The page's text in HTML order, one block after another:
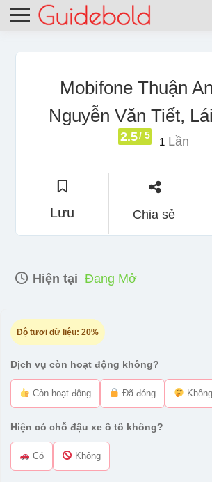
Mobifone Thuận
Nguyễn Văn Tiết,
2.5/ 5
1 Lần
Lưu Chia sẻ
Hiện tại Đang Mở
Độ tươi dữ liệu: 20%
Dịch vụ còn hoạt động không?
Còn hoạt động Đã đóng
Hiện có chỗ đậu xe ô tô không?
Có Không